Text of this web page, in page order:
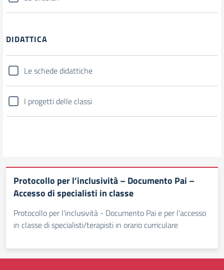
DIDATTICA
Le schede didattiche
I progetti delle classi
Protocollo per l’inclusività – Documento Pai –
Accesso di specialisti in classe
Protocollo per l'inclusività - Documento Pai e per l’accesso
in classe di specialisti/terapisti in orario curriculare